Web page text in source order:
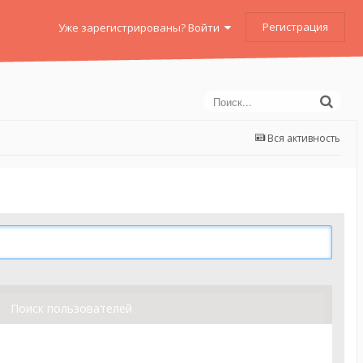
Уже зарегистрированы? Войти Регистрация
Вся активность
Поиск пользователей